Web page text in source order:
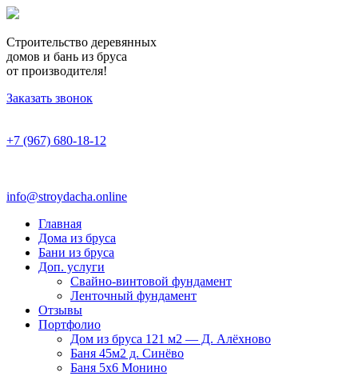
Строительство деревянных
домов и бань из бруса
от производителя!
Заказать звонок
+7 (967) 680-18-12
info@stroydacha.online
Главная
Дома из бруса
Бани из бруса
Доп. услуги
Свайно-винтовой фундамент
Ленточный фундамент
Отзывы
Портфолио
Дом из бруса 121 м2 — Д. Алёхново
Баня 45м2 д. Синёво
Баня 5х6 Монино